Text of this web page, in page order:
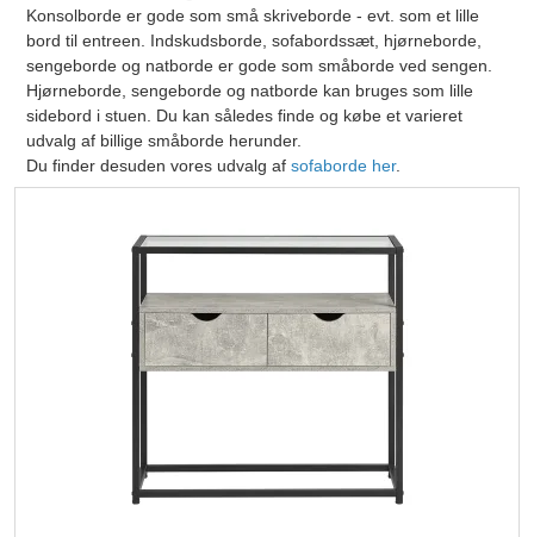
Konsolborde er gode som små skriveborde - evt. som et lille
bord til entreen. Indskudsborde, sofabordssæt, hjørneborde,
sengeborde og natborde er gode som småborde ved sengen.
Hjørneborde, sengeborde og natborde kan bruges som lille
sidebord i stuen. Du kan således finde og købe et varieret
udvalg af billige småborde herunder.
Du finder desuden vores udvalg afsofaborde her.